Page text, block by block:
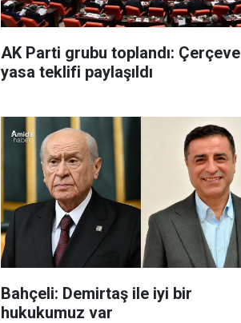
AK Parti grubu toplandı: Çerçeve
yasa teklifi paylaşıldı
Bahçeli: Demirtaş ile iyi bir
hukukumuz var